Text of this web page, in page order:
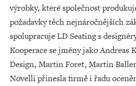
výrobky, které společnost
požadavky těch nejnáročnějších
spolupracuje LD Seating s
Kooperace se jmény jako Andreas
Design, Martin Foret, Martin
Novelli přinesla firmě i řadu